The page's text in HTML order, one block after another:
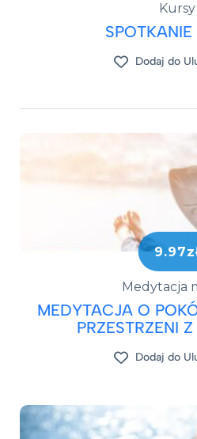
Kursy
Dodaj do
Medytacja
MEDYTACJA O
PRZESTRZENI
Dodaj do